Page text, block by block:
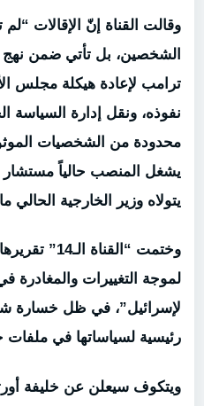
وقالت القناة إنّ الإقالات
الشخصين، بل تأتي ضمن نهج
ترامب لإعادة هيكلة مجلس
نفوذه، ونقل إدارة السياسة
محدودة من الشخصيات
يشغل المنصب حالياً
يتولاه وزير الخارجية
وختمت “القناة
لموجة التغييرات والمغادرة
لإسرائيل”، في ظل خسارة
رئيسية لسياساتها في ملفات
ويتكوف سيعلن عن خليفة